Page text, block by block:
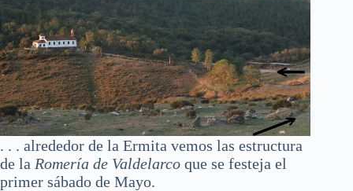
. . . alrededor de la Ermita vemos las estructura
de la Romería de Valdelarco que se festeja el
primer sábado de Mayo.